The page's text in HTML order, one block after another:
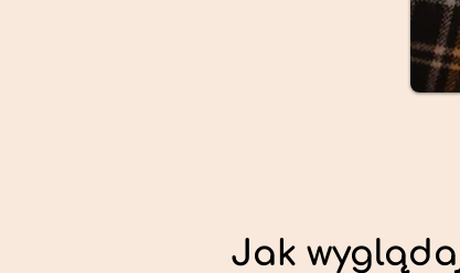
Jak